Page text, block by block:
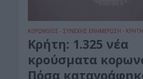
ΚΟΡΩΝΟΪΟΣ - ΣΥΝΕΧΗΣ ΕΝΗΜΕΡΩΣΗ • ΚΡΗΤΗ
Κρήτη: 1.325 νέα
κρούσματα
Πόσα